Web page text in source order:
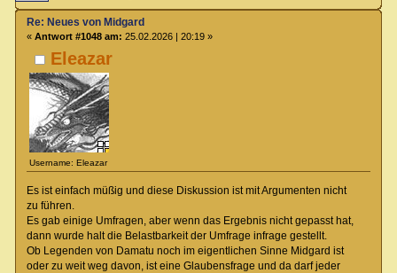
Eleazar
Username: Eleazar
Re: Neues von Midgard
« Antwort #1048 am: 25.02.2026 | 20:19 »
Es ist einfach müßig und diese Diskussion ist mit Argumenten nicht
zu führen.
Es gab einige Umfragen, aber wenn das Ergebnis nicht gepasst hat,
dann wurde halt die Belastbarkeit der Umfrage infrage gestellt.
Ob Legenden von Damatu noch im eigentlichen Sinne Midgard ist
oder zu weit weg davon, ist eine Glaubensfrage und da darf jeder